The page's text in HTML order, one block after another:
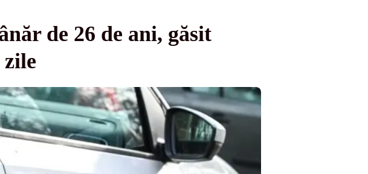
de 26 de ani, găsit